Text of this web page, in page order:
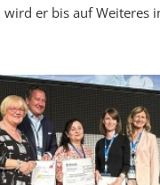
wird er bis auf Weiteres